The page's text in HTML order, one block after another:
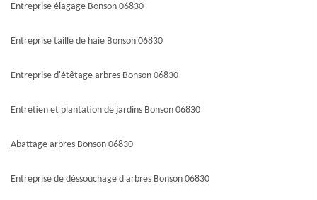
Entreprise élagage Bonson 06830
Entreprise taille de haie Bonson 06830
Entreprise d'étêtage arbres Bonson 06830
Entretien et plantation de jardins Bonson 06830
Abattage arbres Bonson 06830
Entreprise de déssouchage d'arbres Bonson 06830